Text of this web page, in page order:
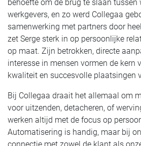
behoefte om de brug te slaan tussen
werkgevers, en zo werd Collegaa
samenwerking met partners door
zet Serge sterk in op persoonlijke
op maat. Zijn betrokken, directe
interesse in mensen vormen de kern
kwaliteit en succesvolle plaatsingen
Bij Collegaa draait het allemaal om
voor uitzenden, detacheren, of
werken altijd met de focus op
Automatisering is handig, maar bij